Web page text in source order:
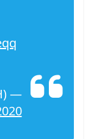
— Maihen (@MaihenH)